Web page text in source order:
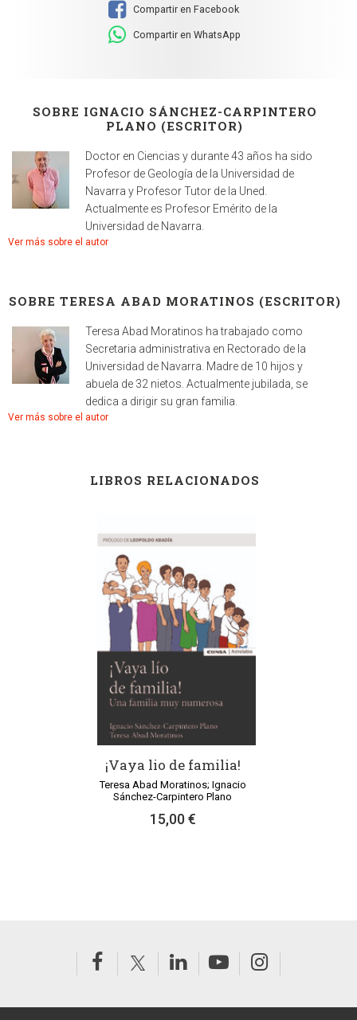
Compartir en Facebook
Compartir en WhatsApp
SOBRE IGNACIO SÁNCHEZ-CARPINTERO
PLANO (ESCRITOR)
Doctor en Ciencias y durante 43 años ha sido
Profesor de Geología de la Universidad de
Navarra y Profesor Tutor de la Uned.
Actualmente es Profesor Emérito de la
Universidad de Navarra.
Ver más sobre el autor
SOBRE TERESA ABAD MORATINOS (ESCRITOR)
Teresa Abad Moratinos ha trabajado como
Secretaria administrativa en Rectorado de la
Universidad de Navarra. Madre de 10 hijos y
abuela de 32 nietos. Actualmente jubilada, se
dedica a dirigir su gran familia.
Ver más sobre el autor
LIBROS RELACIONADOS
¡Vaya lio de familia!
Teresa Abad Moratinos; Ignacio
Sánchez-Carpintero Plano
15,00 €